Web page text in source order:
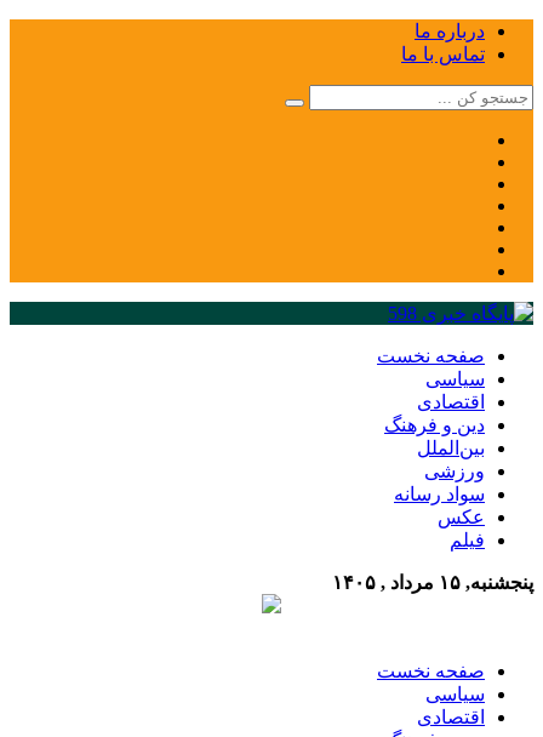
درباره ما
تماس با ما
صفحه نخست
سیاسی
اقتصادی
دین و فرهنگ
بین‌الملل
ورزشی
سواد رسانه
عکس
فیلم
پنجشنبه, ۱۵ مرداد , ۱۴۰۵
صفحه نخست
سیاسی
اقتصادی